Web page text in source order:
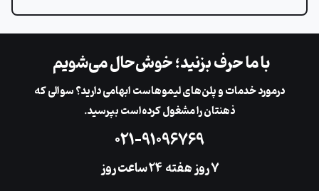
با ما حرف بزنید؛ خوش‌حال می‌شویم
در‌مورد خدمات و پلن‌های لیمو‌هاست ابهامی دارید؟ سوالی که
ذهنتان را مشغول کرده‌است بپرسید.
۰۲۱-۹۱۰۹۶۷۶۹
۷ روز هفته ‌۲۴ ساعت روز